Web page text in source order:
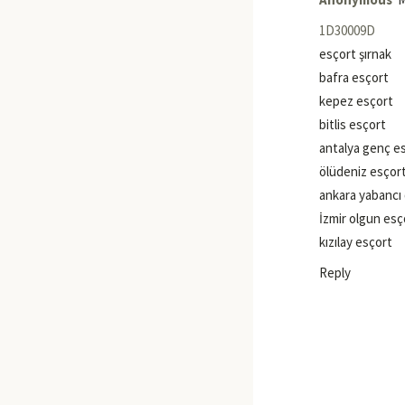
1D30009D
esçort şırnak
bafra esçort
kepez esçort
bitlis esçort
antalya genç
ölüdeniz esçort
ankara
İzmir olgun
kızılay esçort
Reply